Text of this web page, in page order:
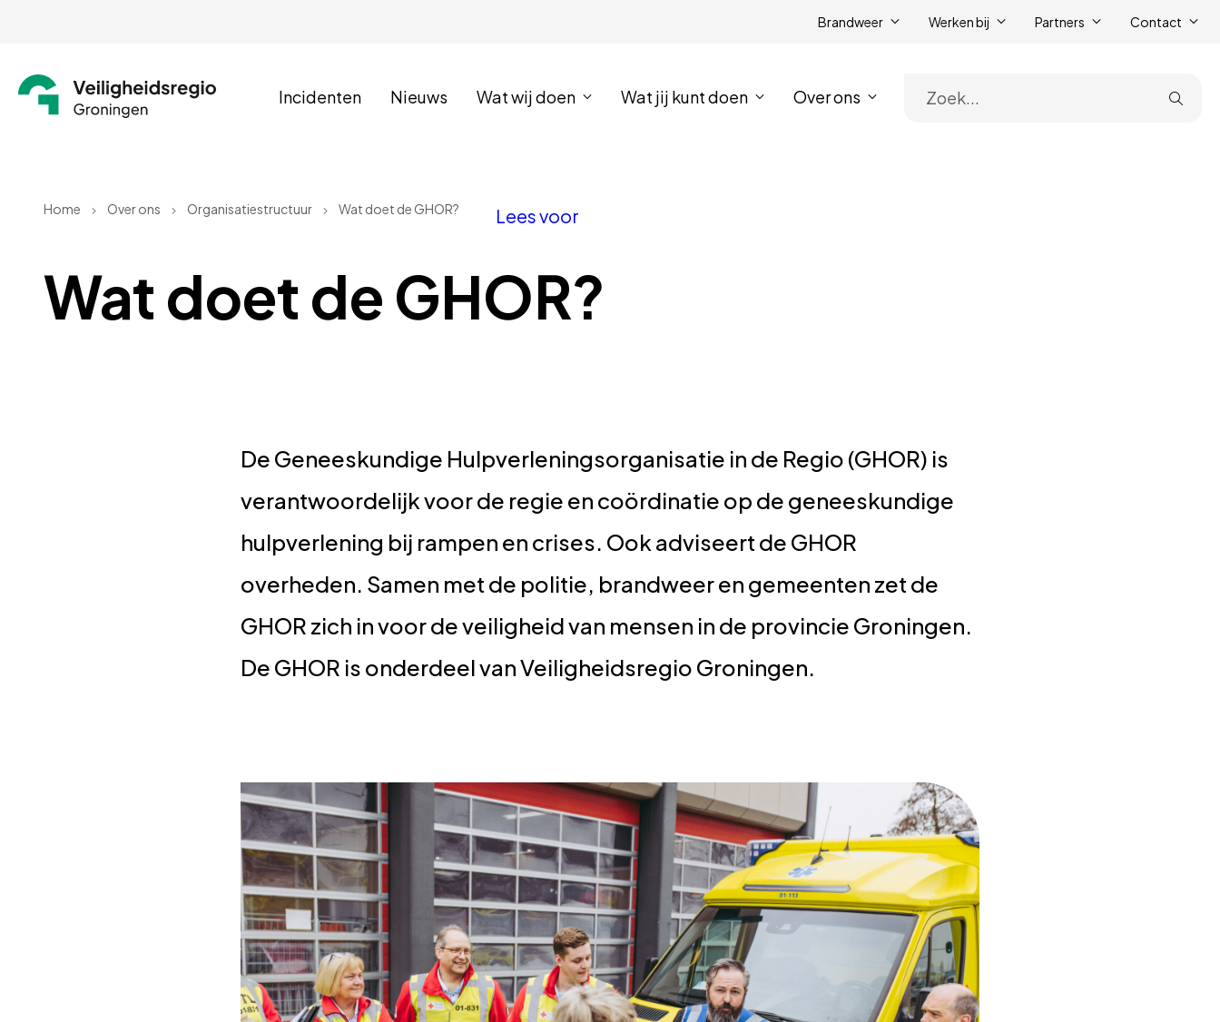
Incidenten Nieuws Wat wij doen Wat jij kunt doen Over ons
Brandweer Werken bij Partners Contact
Home Over ons Organisatiestructuur Wat doet de GHOR? Lees voor
Wat doet de GHOR?
De Geneeskundige Hulpverleningsorganisatie in de Regio (GHOR) is
verantwoordelijk voor de regie en coördinatie op de geneeskundige
hulpverlening bij rampen en crises. Ook adviseert de GHOR
overheden. Samen met de politie, brandweer en gemeenten zet de
GHOR zich in voor de veiligheid van mensen in de provincie Groningen.
De GHOR is onderdeel van Veiligheidsregio Groningen.